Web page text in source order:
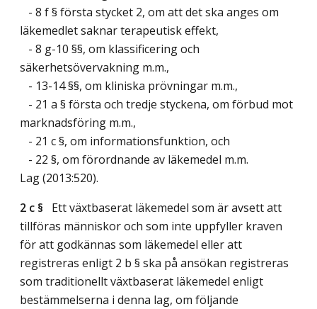
- 8 f § första stycket 2, om att det ska anges om
läkemedlet saknar terapeutisk effekt,
- 8 g-10 §§, om klassificering och
säkerhetsövervakning m.m.,
- 13-14 §§, om kliniska prövningar m.m.,
- 21 a § första och tredje styckena, om förbud mot
marknadsföring m.m.,
- 21 c §, om informationsfunktion, och
- 22 §, om förordnande av läkemedel m.m.
Lag (2013:520).
2 c § Ett växtbaserat läkemedel som är avsett att
tillföras människor och som inte uppfyller kraven
för att godkännas som läkemedel eller att
registreras enligt 2 b § ska på ansökan registreras
som traditionellt växtbaserat läkemedel enligt
bestämmelserna i denna lag, om följande